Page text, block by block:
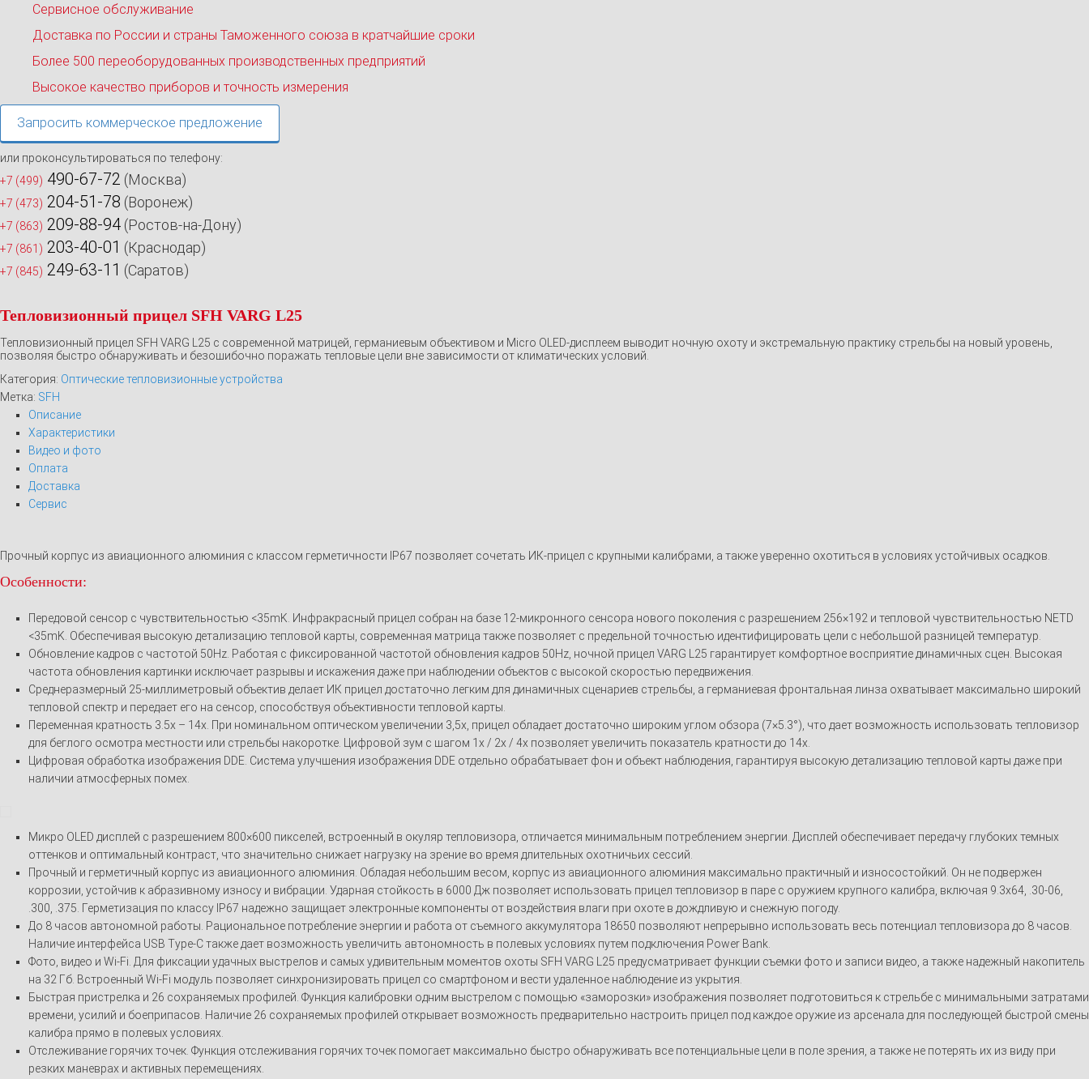
Сервисное обслуживание
Доставка по России и страны Таможенного союза в кратчайшие сроки
Более 500 переоборудованных производственных предприятий
Высокое качество приборов и точность измерения
Запросить коммерческое предложение
или проконсультироваться по телефону:
+7 (499) 490-67-72 (Москва)
+7 (473) 204-51-78 (Воронеж)
+7 (863) 209-88-94 (Ростов-на-Дону)
+7 (861) 203-40-01 (Краснодар)
+7 (845) 249-63-11 (Саратов)
Тепловизионный прицел SFH VARG L25
Тепловизионный прицел SFH VARG L25 с современной матрицей, германиевым объективом и Micro OLED-дисплеем выводит ночную охоту и экстремальную практику стрельбы на новый уровень,
позволяя быстро обнаруживать и безошибочно поражать тепловые цели вне зависимости от климатических условий.
Категория: Оптические тепловизионные устройства
Метка: SFH
Описание
Характеристики
Видео и фото
Оплата
Доставка
Сервис
Прочный корпус из авиационного алюминия с классом герметичности IP67 позволяет сочетать ИК-прицел с крупными калибрами, а также уверенно охотиться в условиях устойчивых осадков.
Особенности:
Передовой сенсор с чувствительностью <35mK. Инфракрасный прицел собран на базе 12-микронного сенсора нового поколения с разрешением 256×192 и тепловой чувствительностью NETD
<35mK. Обеспечивая высокую детализацию тепловой карты, современная матрица также позволяет с предельной точностью идентифицировать цели с небольшой разницей температур.
Обновление кадров с частотой 50Hz. Работая с фиксированной частотой обновления кадров 50Hz, ночной прицел VARG L25 гарантирует комфортное восприятие динамичных сцен. Высокая
частота обновления картинки исключает разрывы и искажения даже при наблюдении объектов с высокой скоростью передвижения.
Среднеразмерный 25-миллиметровый объектив делает ИК прицел достаточно легким для динамичных сценариев стрельбы, а германиевая фронтальная линза охватывает максимально широкий
тепловой спектр и передает его на сенсор, способствуя объективности тепловой карты.
Переменная кратность 3.5x – 14x. При номинальном оптическом увеличении 3,5х, прицел обладает достаточно широким углом обзора (7×5.3°), что дает возможность использовать тепловизор
для беглого осмотра местности или стрельбы накоротке. Цифровой зум с шагом 1x / 2x / 4x позволяет увеличить показатель кратности до 14х.
Цифровая обработка изображения DDE. Система улучшения изображения DDE отдельно обрабатывает фон и объект наблюдения, гарантируя высокую детализацию тепловой карты даже при
наличии атмосферных помех.
Микро OLED дисплей с разрешением 800×600 пикселей, встроенный в окуляр тепловизора, отличается минимальным потреблением энергии. Дисплей обеспечивает передачу глубоких темных
оттенков и оптимальный контраст, что значительно снижает нагрузку на зрение во время длительных охотничьих сессий.
Прочный и герметичный корпус из авиационного алюминия. Обладая небольшим весом, корпус из авиационного алюминия максимально практичный и износостойкий. Он не подвержен
коррозии, устойчив к абразивному износу и вибрации. Ударная стойкость в 6000 Дж позволяет использовать прицел тепловизор в паре с оружием крупного калибра, включая 9.3х64, .30-06,
.300, .375. Герметизация по классу IP67 надежно защищает электронные компоненты от воздействия влаги при охоте в дождливую и снежную погоду.
До 8 часов автономной работы. Рациональное потребление энергии и работа от съемного аккумулятора 18650 позволяют непрерывно использовать весь потенциал тепловизора до 8 часов.
Наличие интерфейса USB Type-C также дает возможность увеличить автономность в полевых условиях путем подключения Power Bank.
Фото, видео и Wi-Fi. Для фиксации удачных выстрелов и самых удивительным моментов охоты SFH VARG L25 предусматривает функции съемки фото и записи видео, а также надежный накопитель
на 32 Гб. Встроенный Wi-Fi модуль позволяет синхронизировать прицел со смартфоном и вести удаленное наблюдение из укрытия.
Быстрая пристрелка и 26 сохраняемых профилей. Функция калибровки одним выстрелом с помощью «заморозки» изображения позволяет подготовиться к стрельбе с минимальными затратами
времени, усилий и боеприпасов. Наличие 26 сохраняемых профилей открывает возможность предварительно настроить прицел под каждое оружие из арсенала для последующей быстрой смены
калибра прямо в полевых условиях.
Отслеживание горячих точек. Функция отслеживания горячих точек помогает максимально быстро обнаруживать все потенциальные цели в поле зрения, а также не потерять их из виду при
резких маневрах и активных перемещениях.